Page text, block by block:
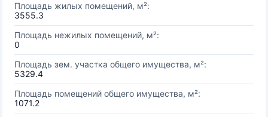
Площадь жилых помещений, м²:
3555.3
Площадь нежилых помещений, м²:
0
Площадь зем. участка общего имущества, м²:
5329.4
Площадь помещений общего имущества, м²:
1071.2